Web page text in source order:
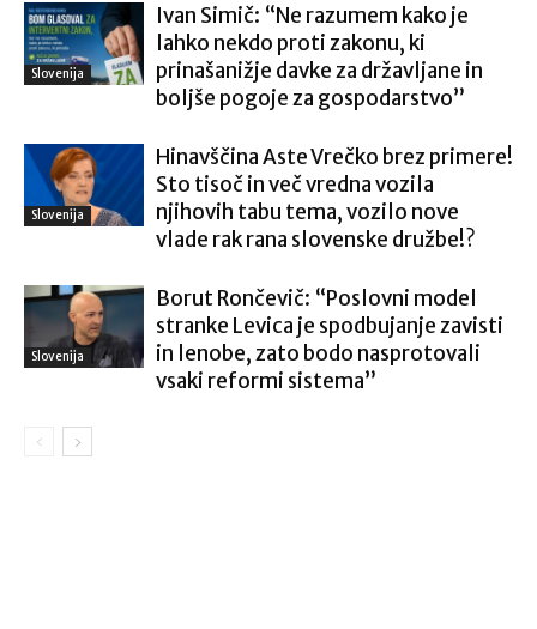
Slovenija
Ivan Simič: “Ne razumem kako je
lahko nekdo proti zakonu, ki
prinašanižje davke za državljane in
boljše pogoje za gospodarstvo”
Slovenija
Hinavščina Aste Vrečko brez primere!
Sto tisoč in več vredna vozila
njihovih tabu tema, vozilo nove
vlade rak rana slovenske družbe!?
Slovenija
Borut Rončevič: “Poslovni model
stranke Levica je spodbujanje zavisti
in lenobe, zato bodo nasprotovali
vsaki reformi sistema”